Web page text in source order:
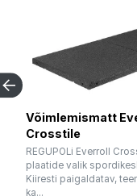
Võimlemismatt
Crosstile
REGUPOLi Everroll
plaatide valik
Kiiresti paigaldatav,
ka...